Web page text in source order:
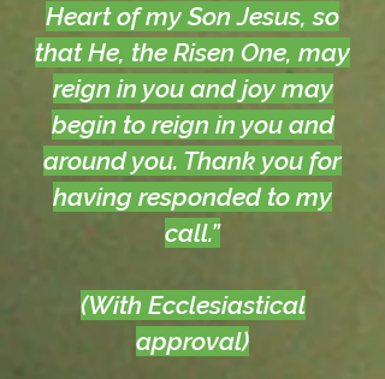
Heart of my Son Jesus, so
that He, the Risen One, may
reign in you and joy may
begin to reign in you and
around you. Thank you for
having responded to my
call.”
(With Ecclesiastical
approval)